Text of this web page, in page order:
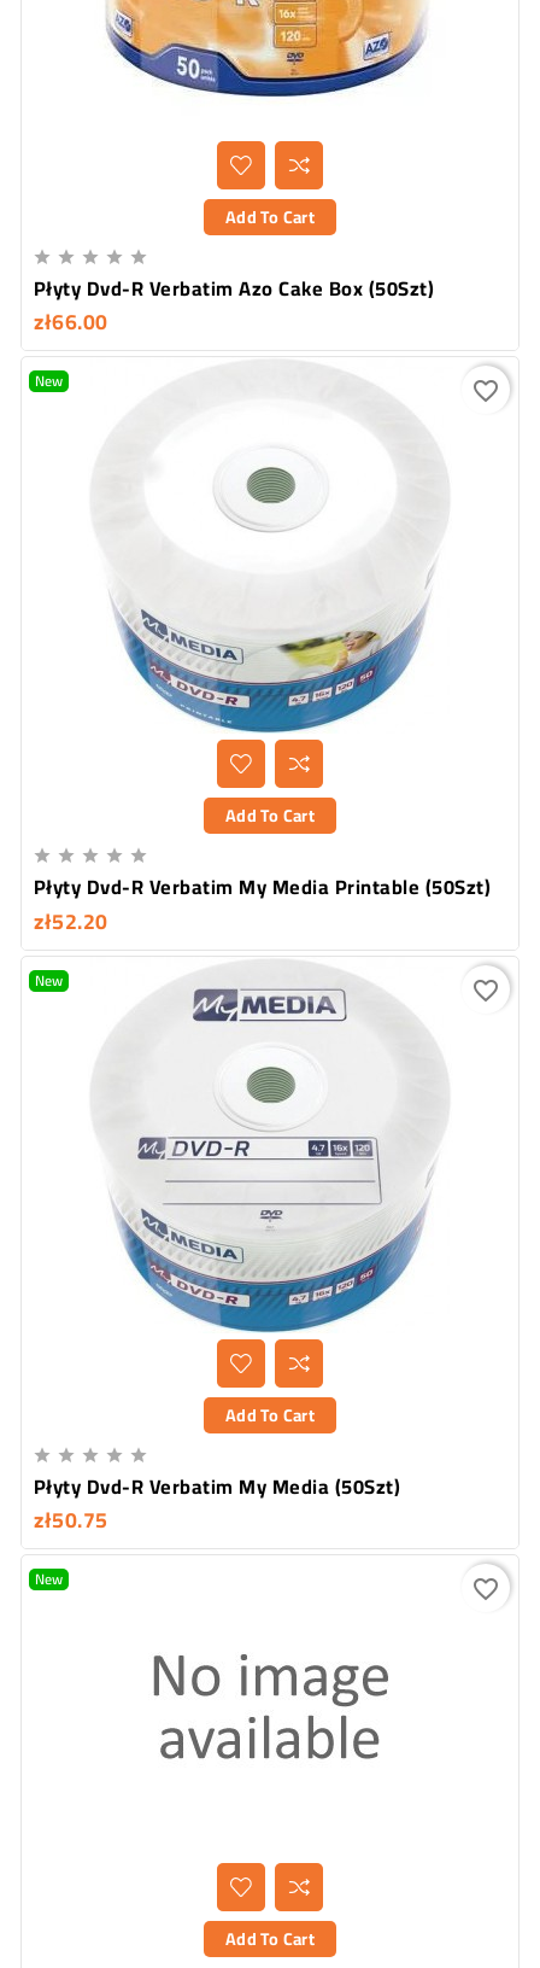
Add To Cart
    
Płyty Dvd-R Verbatim Azo Cake Box (50Szt)
zł66.00
New
Add To Cart
    
Płyty Dvd-R Verbatim My Media Printable (50Szt)
zł52.20
favorite_border
New
Add To Cart
    
Płyty Dvd-R Verbatim My Media (50Szt)
zł50.75
favorite_border
New
Add To Cart
favorite_border